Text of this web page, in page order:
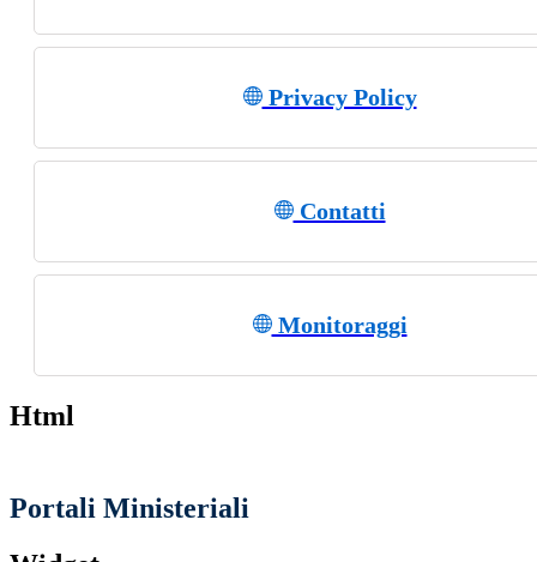
Privacy Policy
Contatti
Monitoraggi
Html
Portali Ministeriali